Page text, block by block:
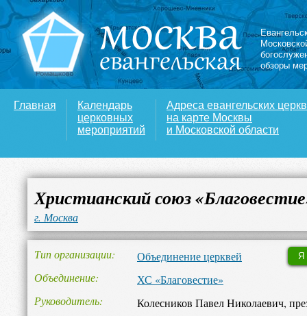
обзоры
Главная
Календарь
церковных
мероприятий
Адреса евангельских
на карте Москвы
и Московской области
Христианский союз
г. Москва
Я
Тип организации
Объединение церквей
Объединение
ХС «Благовестие»
Руководитель
Колесников Павел Николаевич,